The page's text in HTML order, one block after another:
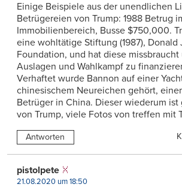
Einige Beispiele aus der unendlichen
Betrügereien von Trump: 1988 Betrug
Immobilienbereich, Busse $750,000.
eine wohltätige Stiftung (1987), Donald
Foundation, und hat diese
Auslagen und Wahlkampf zu
Verhaftet wurde Bannon auf einer
chinesischem Neureichen gehört,
Betrüger in China. Dieser wiederum ist
von Trump, viele Fotos von treffen mit
Antworten
pistolpete
21.08.2020 um 18:50